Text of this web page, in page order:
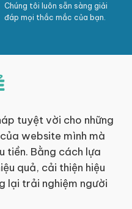
Chúng tôi luôn sẵn sàng giải
đáp mọi thắc mắc của bạn.
tuyệt vời cho những
website mình mà
tiền. Bằng cách lựa
quả, cải thiện hiệu
lại trải nghiệm người